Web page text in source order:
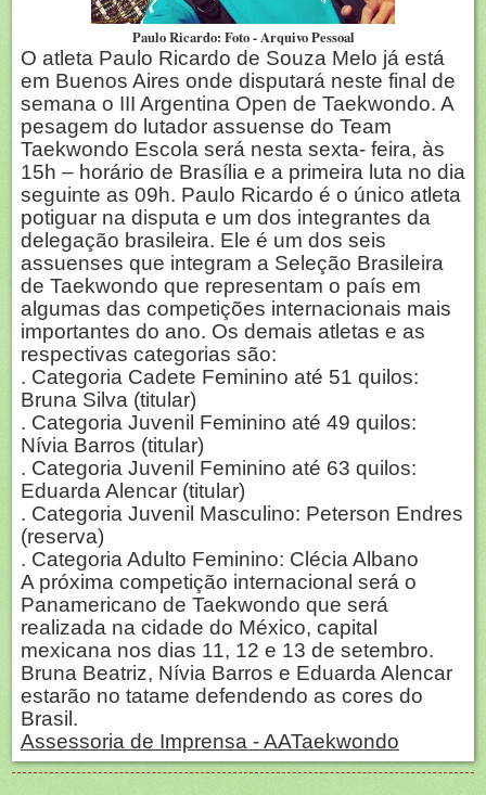
Paulo Ricardo: Foto - Arquivo Pessoal
O atleta Paulo Ricardo de Souza Melo já está
em Buenos Aires onde disputará neste final de
semana o III Argentina Open de Taekwondo. A
pesagem do lutador assuense do Team
Taekwondo Escola será nesta sexta- feira, às
15h – horário de Brasília e a primeira luta no dia
seguinte as 09h. Paulo Ricardo é o único atleta
potiguar na disputa e um dos integrantes da
delegação brasileira. Ele é um dos seis
assuenses que integram a Seleção Brasileira
de Taekwondo que representam o país em
algumas das competições internacionais mais
importantes do ano. Os demais atletas e as
respectivas categorias são:
. Categoria Cadete Feminino até 51 quilos:
Bruna Silva (titular)
. Categoria Juvenil Feminino até 49 quilos:
Nívia Barros (titular)
. Categoria Juvenil Feminino até 63 quilos:
Eduarda Alencar (titular)
. Categoria Juvenil Masculino: Peterson Endres
(reserva)
. Categoria Adulto Feminino: Clécia Albano
A próxima competição internacional será o
Panamericano de Taekwondo que será
realizada na cidade do México, capital
mexicana nos dias 11, 12 e 13 de setembro.
Bruna Beatriz, Nívia Barros e Eduarda Alencar
estarão no tatame defendendo as cores do
Brasil.
Assessoria de Imprensa - AATaekwondo